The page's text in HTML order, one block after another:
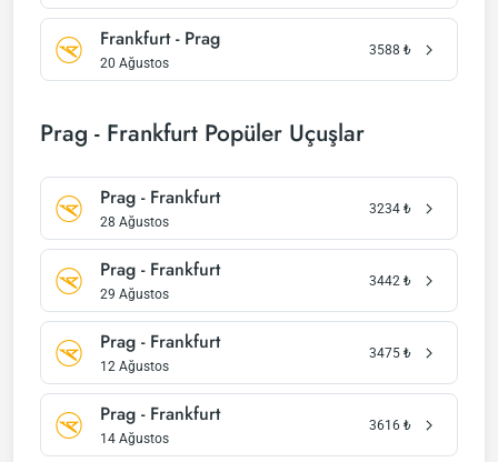
Frankfurt - Prag
20 Ağustos
3588 ₺
Prag - Frankfurt Popüler Uçuşlar
Prag - Frankfurt
28 Ağustos
3234 ₺
Prag - Frankfurt
29 Ağustos
3442 ₺
Prag - Frankfurt
12 Ağustos
3475 ₺
Prag - Frankfurt
14 Ağustos
3616 ₺